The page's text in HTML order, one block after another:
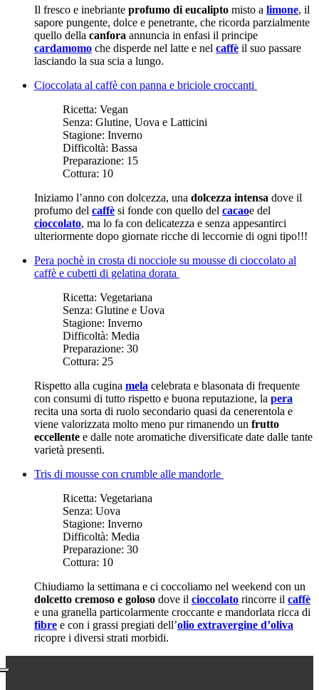
Il fresco e inebriante profumo di eucalipto misto a limone, il
sapore pungente, dolce e penetrante, che ricorda parzialmente
quello della canfora annuncia in enfasi il principe
cardamomo che disperde nel latte e nel caffè il suo passare
lasciando la sua scia a lungo.
Cioccolata al caffè con panna e briciole croccanti
Ricetta: Vegan
Senza: Glutine, Uova e Latticini
Stagione: Inverno
Difficoltà: Bassa
Preparazione: 15
Cottura: 10
Iniziamo l’anno con dolcezza, una dolcezza intensa dove il
profumo del caffè si fonde con quello del cacaoe del
cioccolato, ma lo fa con delicatezza e senza appesantirci
ulteriormente dopo giornate ricche di leccornie di ogni tipo!!!
Pera pochè in crosta di nocciole su mousse di cioccolato al
caffè e cubetti di gelatina dorata
Ricetta: Vegetariana
Senza: Glutine e Uova
Stagione: Inverno
Difficoltà: Media
Preparazione: 30
Cottura: 25
Rispetto alla cugina mela celebrata e blasonata di frequente
con consumi di tutto rispetto e buona reputazione, la pera
recita una sorta di ruolo secondario quasi da cenerentola e
viene valorizzata molto meno pur rimanendo un frutto
eccellente e dalle note aromatiche diversificate date dalle tante
varietà presenti.
Tris di mousse con crumble alle mandorle
Ricetta: Vegetariana
Senza: Uova
Stagione: Inverno
Difficoltà: Media
Preparazione: 30
Cottura: 10
Chiudiamo la settimana e ci coccoliamo nel weekend con un
dolcetto cremoso e goloso dove il cioccolato rincorre il caffè
e una granella particolarmente croccante e mandorlata ricca di
fibre e con i grassi pregiati dell’olio extravergine d’oliva
ricopre i diversi strati morbidi.